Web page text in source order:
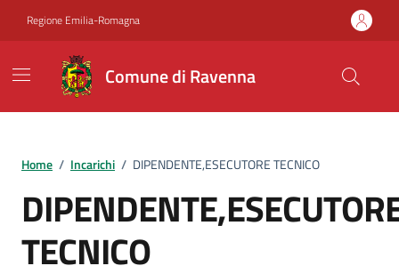
Regione Emilia-Romagna
Comune di Ravenna
Home / Incarichi / DIPENDENTE,ESECUTORE TECNICO
TECNICO